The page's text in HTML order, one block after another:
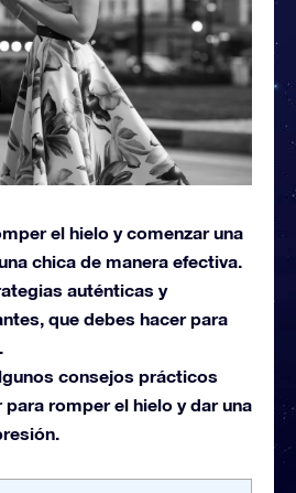
el hielo y comenzar una
chica de manera efectiva.
auténticas y
que debes hacer para
consejos prácticos
romper el hielo y dar una